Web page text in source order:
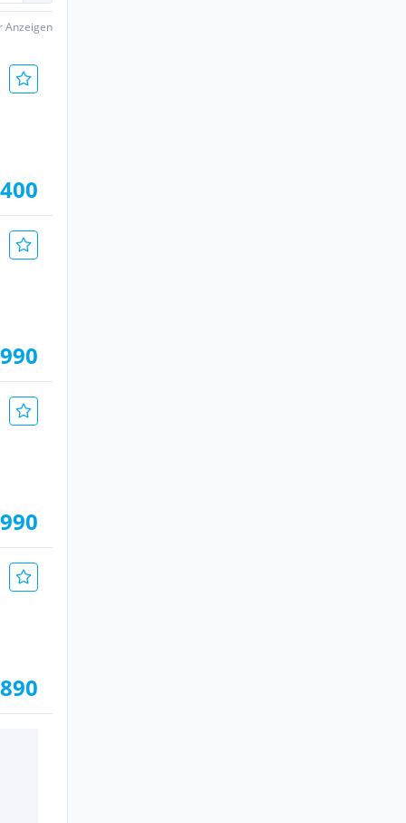
Anzeigen